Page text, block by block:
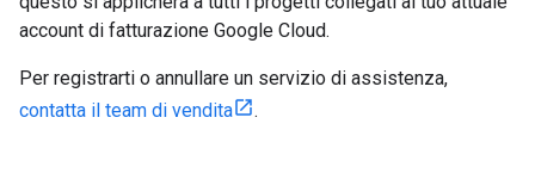
account di fatturazione Google Cloud.
Per registrarti o annullare un servizio di assistenza,
contatta il team di vendita
.